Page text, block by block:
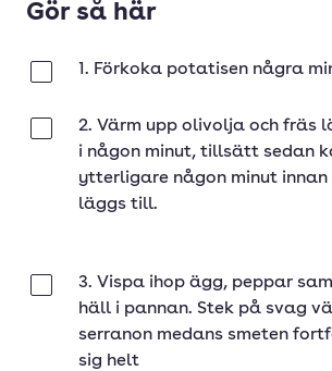
Gör så här
1. Förkoka potatisen några
2. Värm upp olivolja och fräs
i någon minut, tillsätt sedan
ytterligare någon minut
läggs till.
3. Vispa ihop ägg, peppar
häll i pannan. Stek på svag
serranon medans smeten
sig helt